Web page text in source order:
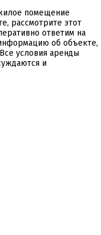
помещение
рассмотрите этот
ответим на
об объекте,
условия аренды
и